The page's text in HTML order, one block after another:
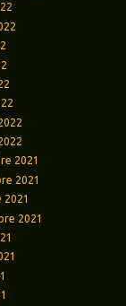
2021
2021
2021